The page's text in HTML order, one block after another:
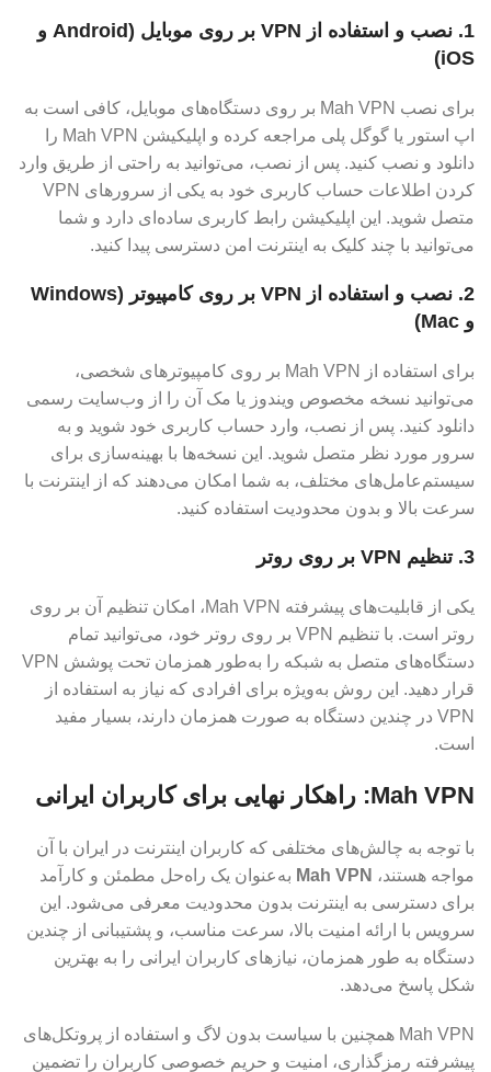
1. نصب و استفاده از VPN بر روی موبایل (Android و
iOS)
برای نصب Mah VPN بر روی دستگاه‌های موبایل، کافی است به
اپ استور یا گوگل پلی مراجعه کرده و اپلیکیشن Mah VPN را
دانلود و نصب کنید. پس از نصب، می‌توانید به راحتی از طریق وارد
کردن اطلاعات حساب کاربری خود به یکی از سرورهای VPN
متصل شوید. این اپلیکیشن رابط کاربری ساده‌ای دارد و شما
می‌توانید با چند کلیک به اینترنت امن دسترسی پیدا کنید.
2. نصب و استفاده از VPN بر روی کامپیوتر (Windows
و Mac)
برای استفاده از Mah VPN بر روی کامپیوترهای شخصی،
می‌توانید نسخه مخصوص ویندوز یا مک آن را از وب‌سایت رسمی
دانلود کنید. پس از نصب، وارد حساب کاربری خود شوید و به
سرور مورد نظر متصل شوید. این نسخه‌ها با بهینه‌سازی برای
سیستم‌عامل‌های مختلف، به شما امکان می‌دهند که از اینترنت با
سرعت بالا و بدون محدودیت استفاده کنید.
3. تنظیم VPN بر روی روتر
یکی از قابلیت‌های پیشرفته Mah VPN، امکان تنظیم آن بر روی
روتر است. با تنظیم VPN بر روی روتر خود، می‌توانید تمام
دستگاه‌های متصل به شبکه را به‌طور همزمان تحت پوشش VPN
قرار دهید. این روش به‌ویژه برای افرادی که نیاز به استفاده از
VPN در چندین دستگاه به صورت همزمان دارند، بسیار مفید
است.
Mah VPN: راهکار نهایی برای کاربران ایرانی
با توجه به چالش‌های مختلفی که کاربران اینترنت در ایران با آن
مواجه هستند، Mah VPN به‌عنوان یک راه‌حل مطمئن و کارآمد
برای دسترسی به اینترنت بدون محدودیت معرفی می‌شود. این
سرویس با ارائه امنیت بالا، سرعت مناسب، و پشتیبانی از چندین
دستگاه به طور همزمان، نیازهای کاربران ایرانی را به بهترین
شکل پاسخ می‌دهد.
Mah VPN همچنین با سیاست بدون لاگ و استفاده از پروتکل‌های
پیشرفته رمزگذاری، امنیت و حریم خصوصی کاربران را تضمین